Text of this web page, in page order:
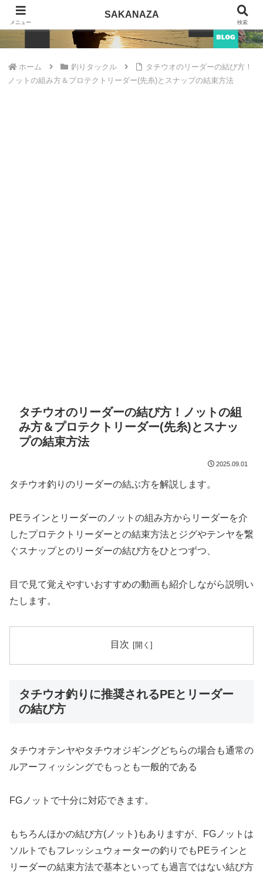
SAKANAZA
ホーム 釣りタックル
タチウオのリーダーの結び方！
ノットの組み方＆プロテクトリーダー(先糸)とスナップの結束方法
タチウオのリーダーの結び方！ノットの組
み方＆プロテクトリーダー(先糸)とスナッ
プの結束方法
2025.09.01
タチウオ釣りのリーダーの結ぶ方を解説します。
PEラインとリーダーのノットの組み方からリーダーを介
したプロテクトリーダーとの結束方法とジグやテンヤを繋
ぐスナップとのリーダーの結び方をひとつずつ、
目で見て覚えやすいおすすめの動画も紹介しながら説明い
たします。
目次
タチウオ釣りに推奨されるPEとリーダー
の結び方
タチウオテンヤやタチウオジギングどちらの場合も通常の
ルアーフィッシングでもっとも一般的である
FGノットで十分に対応できます。
もちろんほかの結び方(ノット)もありますが、FGノットは
ソルトでもフレッシュウォーターの釣りでもPEラインと
リーダーの結束方法で基本といっても過言ではない結び方
メニュー
SAKANAZA
検索